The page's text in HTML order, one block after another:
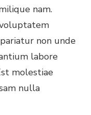
BAGS
YOU
CONSIDER
nam.
non unde
labore
molestiae
nulla